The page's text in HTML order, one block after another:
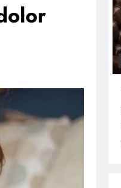
murió
revela